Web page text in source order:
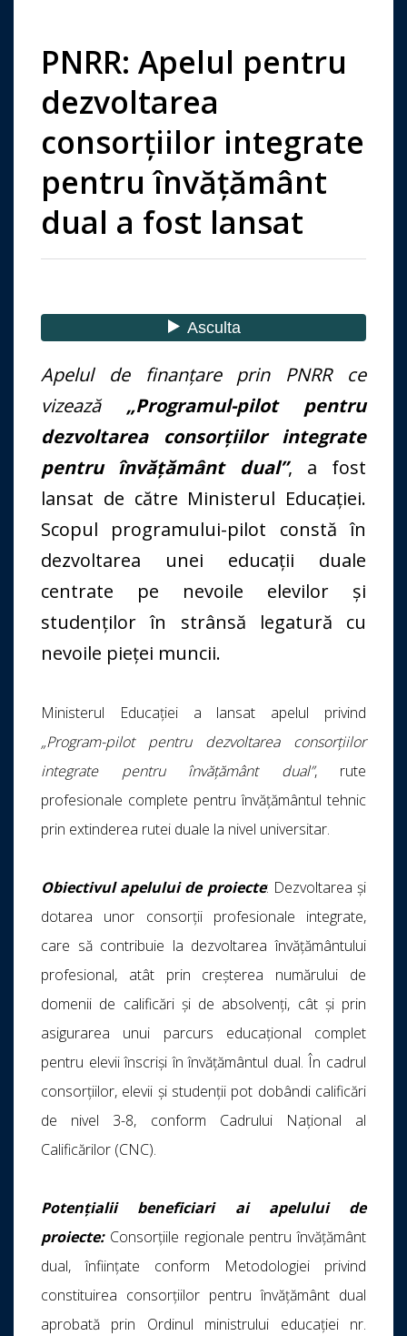
PNRR: Apelul pentru
dezvoltarea
consorțiilor integrate
pentru învățământ
dual a fost lansat
Apelul de finanțare prin PNRR ce
vizează
„Programul-pilot pentru
dezvoltarea consorțiilor integrate
pentru învățământ dual”, a fost
lansat de către Ministerul Educației.
Scopul programului-pilot constă în
dezvoltarea unei educații duale
centrate pe nevoile elevilor și
studenților în strânsă legatură cu
nevoile pieței muncii.
Ministerul Educației a lansat apelul privind
„Program-pilot pentru dezvoltarea consorțiilor
integrate pentru învățământ dual”, rute
profesionale complete pentru învățământul tehnic
prin extinderea rutei duale la nivel universitar.
Obiectivul apelului de proiecte: Dezvoltarea și
dotarea unor consorții profesionale integrate,
care să contribuie la dezvoltarea învățământului
profesional, atât prin creșterea numărului de
domenii de calificări și de absolvenți, cât și prin
asigurarea unui parcurs educațional complet
pentru elevii înscriși în învățământul dual. În cadrul
consorțiilor, elevii și studenții pot dobândi calificări
de nivel 3-8, conform Cadrului Național al
Calificărilor (CNC).
Potențialii beneficiari ai apelului de
proiecte:Consorțiile regionale pentru învățământ
dual, înființate conform Metodologiei privind
constituirea consorțiilor pentru învățământ dual
aprobată prin Ordinul ministrului educației nr.